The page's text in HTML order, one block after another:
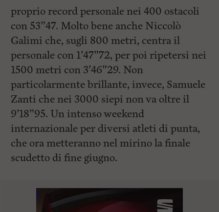
proprio record personale nei 400 ostacoli
con 53”47. Molto bene anche Niccolò
Galimi che, sugli 800 metri, centra il
personale con 1’47”72, per poi ripetersi nei
1500 metri con 3’46”29. Non
particolarmente brillante, invece, Samuele
Zanti che nei 3000 siepi non va oltre il
9’18”95. Un intenso weekend
internazionale per diversi atleti di punta,
che ora metteranno nel mirino la finale
scudetto di fine giugno.